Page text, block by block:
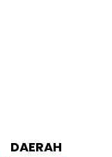
DAERAH